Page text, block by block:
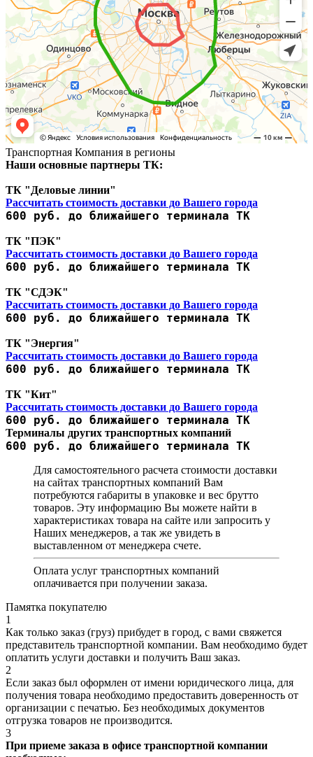
Транспортная Компания в регионы
Наши основные партнеры ТК:
ТК "Деловые линии"
Рассчитать стоимость доставки до Вашего города
600 руб. до ближайшего терминала ТК
ТК "ПЭК"
Рассчитать стоимость доставки до Вашего города
600 руб. до ближайшего терминала ТК
ТК "СДЭК"
Рассчитать стоимость доставки до Вашего города
600 руб. до ближайшего терминала ТК
ТК "Энергия"
Рассчитать стоимость доставки до Вашего города
600 руб. до ближайшего терминала ТК
ТК "Кит"
Рассчитать стоимость доставки до Вашего города
600 руб. до ближайшего терминала ТК
Терминалы других транспортных компаний
600 руб. до ближайшего терминала ТК
Для самостоятельного расчета стоимости доставки
на сайтах транспортных компаний Вам
потребуются габариты в упаковке и вес брутто
товаров. Эту информацию Вы можете найти в
характеристиках товара на сайте или запросить у
Наших менеджеров, а так же увидеть в
выставленном от менеджера счете.
Оплата услуг транспортных компаний
оплачивается при получении заказа.
Памятка покупателю
1
Как только заказ (груз) прибудет в город, с вами свяжется
представитель транспортной компании. Вам необходимо будет
оплатить услуги доставки и получить Ваш заказ.
2
Если заказ был оформлен от имени юридического лица, для
получения товара необходимо предоставить доверенность от
организации с печатью. Без необходимых документов
отгрузка товаров не производится.
3
При приеме заказа в офисе транспортной компании